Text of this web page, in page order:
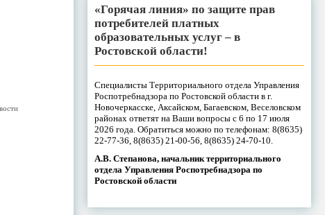
«Горячая линия» по защите прав
потребителей платных
образовательных услуг – в
Ростовской области!
Специалисты Территориального отдела Управления
Роспотребнадзора по Ростовской области в г.
Новочеркасске, Аксайском, Багаевском, Веселовском
районах ответят на Ваши вопросы с 6 по 17 июля
2026 года. Обратиться можно по телефонам: 8(8635)
22-77-36, 8(8635) 21-00-56, 8(8635) 24-70-10.
А.В. Степанова, начальник территориального
отдела Управления Роспотребнадзора по
Ростовской области